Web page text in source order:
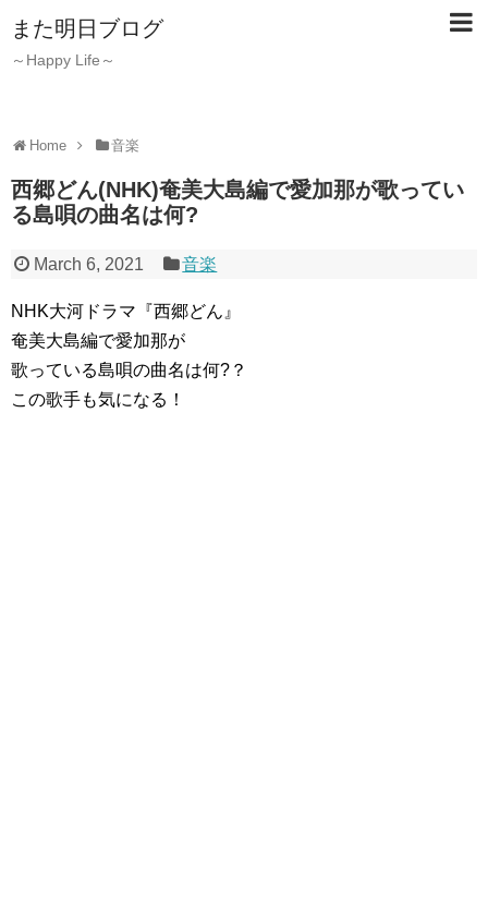
また明日ブログ
～Happy Life～
Home 音楽
西郷どん(NHK)奄美大島編で愛加那が歌ってい
る島唄の曲名は何?
March 6, 2021 音楽
NHK大河ドラマ『西郷どん』
奄美大島編で愛加那が
歌っている島唄の曲名は何?？
この歌手も気になる！